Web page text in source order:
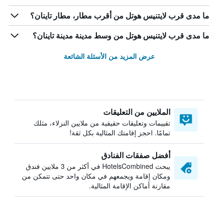
ما مدى قرب لايتنيس هوتل من أقرب مطار، مطار تاينان؟
ما مدى قرب لايتنيس هوتل من وسط مدينة مدينة تاينان؟
عرض المزيد من الأسئلة الشائعة
الملايين من التعليقات
تقييمات وتعليقات حقيقية من ملايين النزلاء، مثلك
تمامًا. احجز إقامتك المثالية بكل ثقة!
أفضل صفقات الفنادق
يبحث HotelsCombined في أكثر من 3 ملايين فندق
ومكان إقامة ويجمعهم في مكان واحد حتى تتمكن من
مقارنة أماكن الإقامة المثالية.